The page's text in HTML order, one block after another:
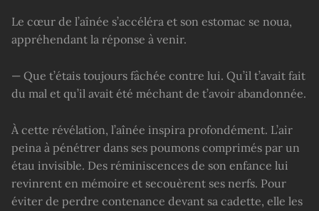
Le cœur de l’aînée s’accéléra et son estomac se noua,
appréhendant la réponse à venir.
— Que t’étais toujours fâchée contre lui. Qu’il t’avait fait
du mal et qu’il avait été méchant de t’avoir abandonnée.
À cette révélation, l’aînée inspira profondément. L’air
peina à pénétrer dans ses poumons comprimés par un
étau invisible. Des réminiscences de son enfance lui
revinrent en mémoire et secouèrent ses nerfs. Pour
éviter de perdre contenance devant sa cadette, elle les